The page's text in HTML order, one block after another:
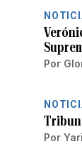
Por
Por